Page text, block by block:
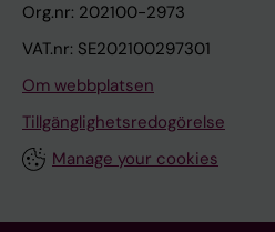
Org.nr: 202100-2973
VAT.nr: SE202100297301
Om webbplatsen
Tillgänglighetsredogörelse
Manage your cookies